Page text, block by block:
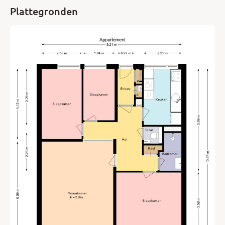
Plattegronden